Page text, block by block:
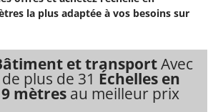
la plus adaptée à vos besoins sur
et transportAvec
plus de 31 Échelles en
mètres au meilleur prix